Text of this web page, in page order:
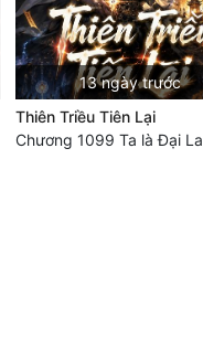
13 ngày trước
Thiên Triều Tiên Lại